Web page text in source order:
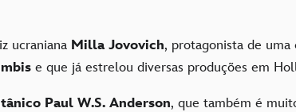
ucraniana Milla Jovovich, protagonista de uma
e que já estrelou diversas produções em
Paul W.S. Anderson, que também é